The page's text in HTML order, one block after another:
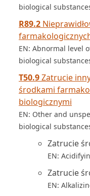
biological
R89.2
EN: Abnormal level
biological
T50.9Zatrucie
środkami
biologicznymi
EN: Other and
biological
Zatrucie
EN:
Zatrucie
EN: